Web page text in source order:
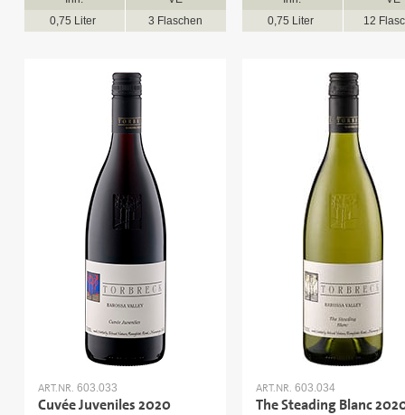
0,75 Liter
3 Flaschen
0,75 Liter
12
ART.NR. 603.033
Cuvée Juveniles 2020
ART.NR. 603.034
The Steading Blanc